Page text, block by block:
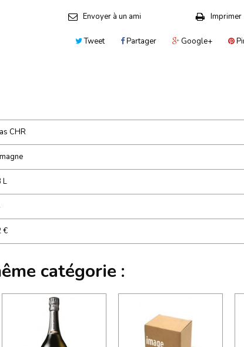
Envoyer à un ami Imprimer
Tweet Partager Google+
CHR
L
€
catégorie :